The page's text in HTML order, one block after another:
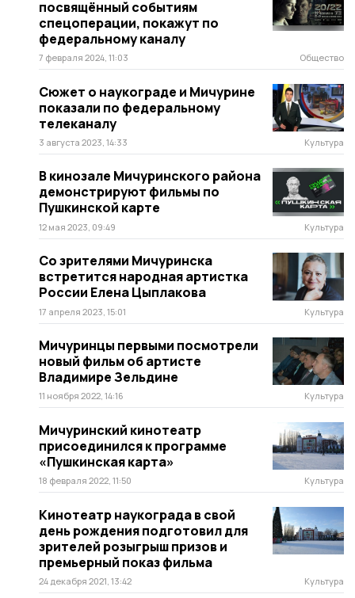
посвящённый событиям
спецоперации, покажут по
федеральному каналу
7 февраля 2024, 11:03 Общество
Сюжет о наукограде и Мичурине
показали по федеральному
телеканалу
3 августа 2023, 14:33 Культура
В кинозале Мичуринского района
демонстрируют фильмы по
Пушкинской карте
12 мая 2023, 09:49 Культура
Со зрителями Мичуринска
встретится народная артистка
России Елена Цыплакова
17 апреля 2023, 15:01 Культура
Мичуринцы первыми посмотрели
новый фильм об артисте
Владимире Зельдине
11 ноября 2022, 14:16 Культура
Мичуринский кинотеатр
присоединился к программе
«Пушкинская карта»
18 февраля 2022, 11:50 Культура
Кинотеатр наукограда в свой
день рождения подготовил для
зрителей розыгрыш призов и
премьерный показ фильма
24 декабря 2021, 13:42 Культура